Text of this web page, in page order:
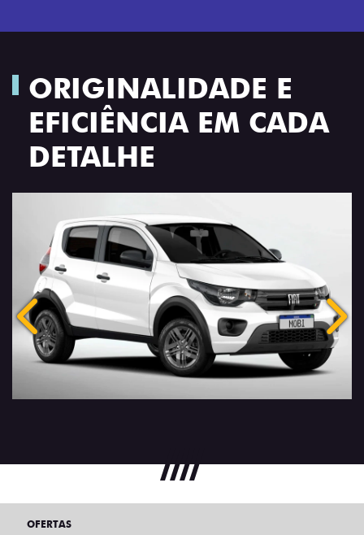
ORIGINALIDADE E
EFICIÊNCIA EM CADA
DETALHE
Anterior
OFERTAS